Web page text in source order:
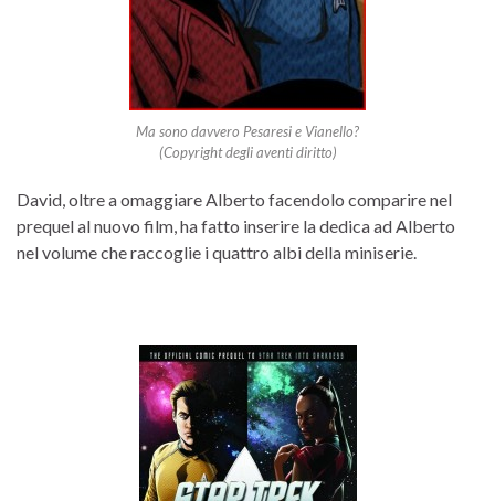
Ma sono davvero Pesaresi e Vianello?
(Copyright degli aventi diritto)
David, oltre a omaggiare Alberto facendolo comparire nel
prequel al nuovo film, ha fatto inserire la dedica ad Alberto
nel volume che raccoglie i quattro albi della miniserie.